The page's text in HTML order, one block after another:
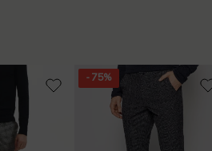
- 75%